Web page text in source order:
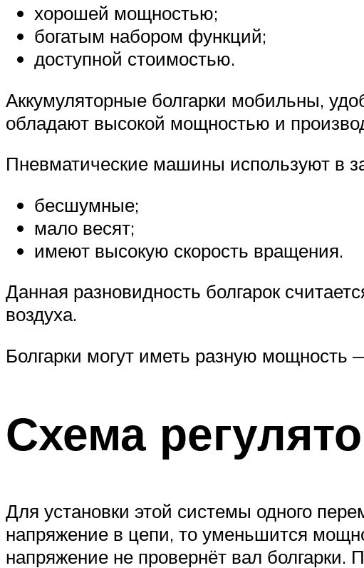
хорошей мощностью;
богатым набором функций;
доступной стоимостью.
Аккумуляторные болгарки мобильны,
обладают высокой мощностью и
Пневматические машины используют в
бесшумные;
мало весят;
имеют высокую скорость вращения.
Данная разновидность болгарок
воздуха.
Болгарки могут иметь разную мощность
Схема
Для установки этой системы одного
напряжение в цепи, то уменьшится
напряжение не провернёт вал болгарки.